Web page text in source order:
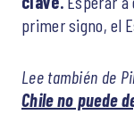
primer signo, el
Lee también de
Chile no puede